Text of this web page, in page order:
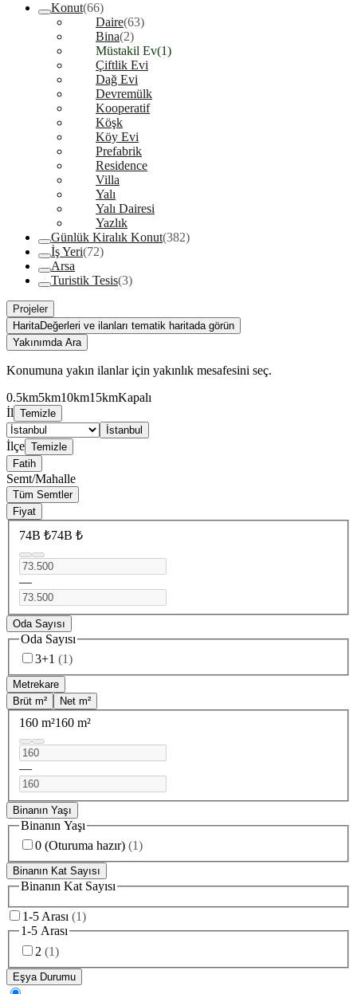
Konut(66)
Daire(63)
Bina(2)
Müstakil Ev(1)
Çiftlik Evi
Dağ Evi
Devremülk
Kooperatif
Köşk
Köy Evi
Prefabrik
Residence
Villa
Yalı
Yalı Dairesi
Yazlık
Günlük Kiralık Konut(382)
İş Yeri(72)
Arsa
Turistik Tesis(3)
Projeler
HaritaDeğerleri ve ilanları tematik haritada görün
Yakınımda Ara
Konumuna yakın ilanlar için yakınlık mesafesini seç.
0.5km5km10km15kmKapalı
İl Temizle
İstanbul
İlçe Temizle
Fatih
Semt/Mahalle
Tüm Semtler
Fiyat
74B ₺74B ₺
—
Oda Sayısı
Oda Sayısı
3+1 (1)
Metrekare
Brüt m²
Net m²
160 m²160 m²
—
Binanın Yaşı
Binanın Yaşı
0 (Oturuma hazır) (1)
Binanın Kat Sayısı
Binanın Kat Sayısı
1-5 Arası (1)
1-5 Arası
2 (1)
Eşya Durumu